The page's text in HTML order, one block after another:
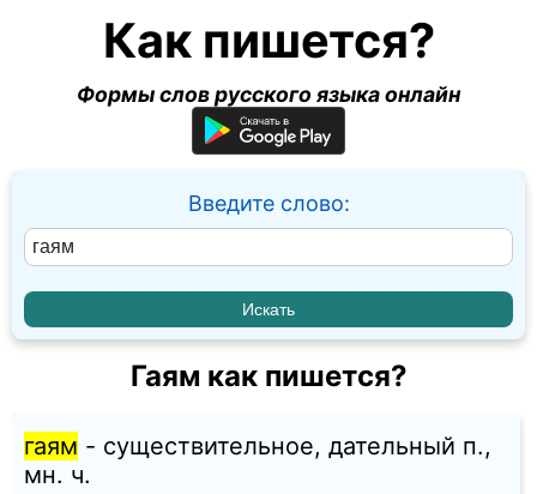
Как пишется?
Формы слов русского языка онлайн
Введите слово:
Гаям как пишется?
гаям - существительное, дательный п.,
мн. ч.